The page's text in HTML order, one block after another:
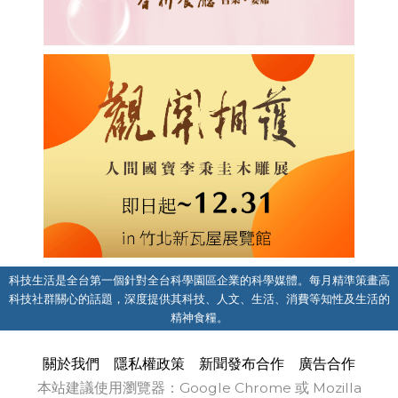
科技生活是全台第一個針對全台科學園區企業的科學媒體。每月精準策畫高
科技社群關心的話題，深度提供其科技、人文、生活、消費等知性及生活的
精神食糧。
關於我們 隱私權政策 新聞發布合作
廣告合作
本站建議使用瀏覽器：Google Chrome 或 Mozilla